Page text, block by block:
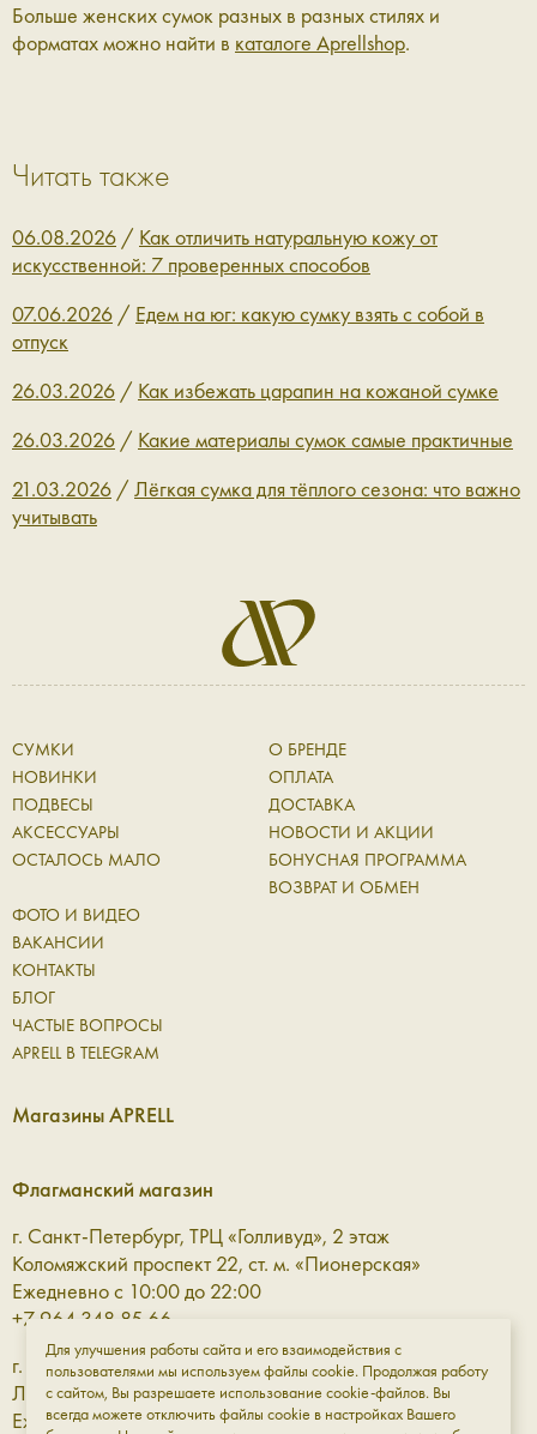
Больше женских сумок разных в разных стилях и
форматах можно найти в каталоге Aprellshop.
Читать также
06.08.2026 / Как отличить натуральную кожу от
искусственной: 7 проверенных способов
07.06.2026 / Едем на юг: какую сумку взять с собой в
отпуск
26.03.2026 / Как избежать царапин на кожаной сумке
26.03.2026 / Какие материалы сумок самые практичные
21.03.2026 / Лёгкая сумка для тёплого сезона: что важно
учитывать
СУМКИ
НОВИНКИ
ПОДВЕСЫ
АКСЕССУАРЫ
ОСТАЛОСЬ МАЛО
О БРЕНДЕ
ОПЛАТА
ДОСТАВКА
НОВОСТИ И АКЦИИ
БОНУСНАЯ ПРОГРАММА
ВОЗВРАТ И ОБМЕН
ФОТО И ВИДЕО
ВАКАНСИИ
КОНТАКТЫ
БЛОГ
ЧАСТЫЕ ВОПРОСЫ
APRELL В TELEGRAM
Магазины APRELL
Флагманский магазин
г. Санкт-Петербург, ТРЦ «Голливуд», 2 этаж
Коломяжский проспект 22, ст. м. «Пионерская»
Ежедневно с 10:00 до 22:00
+7 964 348 85 66
г. Санкт-Петербург, ТРЦ «Галерея» 3 этаж
Лиговский проспект, 30а, ст. м. «Площадь Восстания»
Ежедневно с 10:00 до 23:00
Для улучшения работы сайта и его взаимодействия с
пользователями мы используем файлы cookie. Продолжая работу
с сайтом, Вы разрешаете использование cookie-файлов. Вы
всегда можете отключить файлы cookie в настройках Вашего